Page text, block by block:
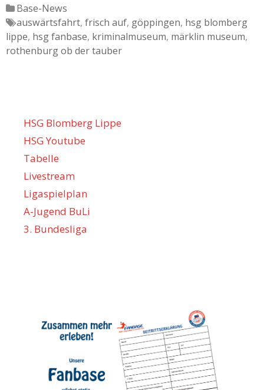
Katgeorien
Base-News
Tags
auswärtsfahrt, frisch auf, göppingen, hsg blomberg
lippe, hsg fanbase, kriminalmuseum, märklin museum,
rothenburg ob der tauber
HSG Blomberg Lippe
HSG Youtube
Tabelle
Livestream
Ligaspielplan
A-Jugend BuLi
3. Bundesliga